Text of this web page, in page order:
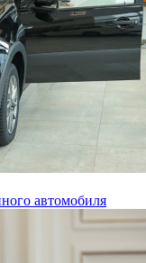
автомобиля